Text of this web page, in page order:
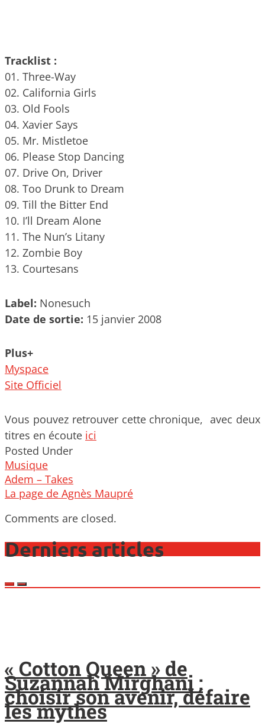
Tracklist :
01. Three-Way
02. California Girls
03. Old Fools
04. Xavier Says
05. Mr. Mistletoe
06. Please Stop Dancing
07. Drive On, Driver
08. Too Drunk to Dream
09. Till the Bitter End
10. I’ll Dream Alone
11. The Nun’s Litany
12. Zombie Boy
13. Courtesans
Label: Nonesuch
Date de sortie: 15 janvier 2008
Plus+
Myspace
Site Officiel
Vous pouvez retrouver cette chronique, avec deux
titres en écoute ici
Posted Under
Musique
Post
navigation
Adem – Takes
La page de Agnès Maupré
Comments are closed.
Derniers articles
« Cotton Queen » de
Suzannah Mirghani :
choisir son avenir, défaire
les mythes